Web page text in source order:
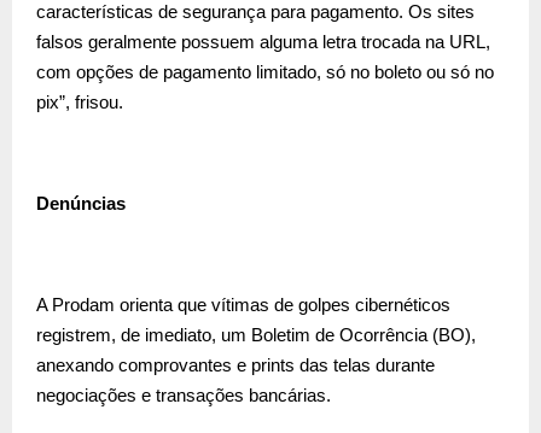
características de segurança para pagamento. Os sites
falsos geralmente possuem alguma letra trocada na URL,
com opções de pagamento limitado, só no boleto ou só no
pix”, frisou.
Denúncias
A Prodam orienta que vítimas de golpes cibernéticos
registrem, de imediato, um Boletim de Ocorrência (BO),
anexando comprovantes e prints das telas durante
negociações e transações bancárias.